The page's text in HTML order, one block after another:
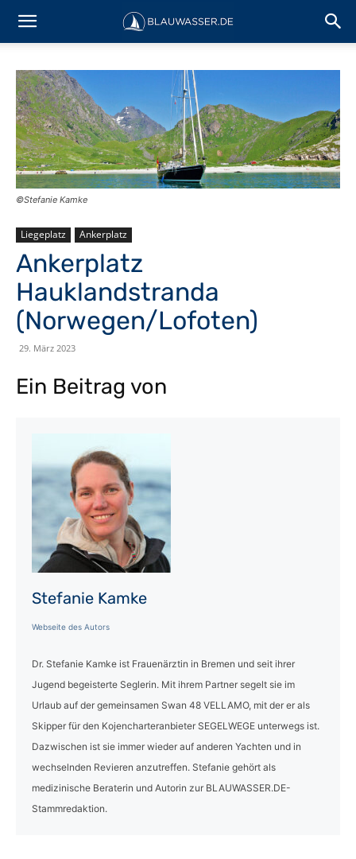
©Stefanie Kamke
Liegeplatz Ankerplatz
Ankerplatz
Hauklandstranda
(Norwegen/Lofoten)
29. März 2023
Ein Beitrag von
Stefanie Kamke
Webseite des Autors
Dr. Stefanie Kamke ist Frauenärztin in Bremen und seit ihrer
Jugend begeisterte Seglerin. Mit ihrem Partner segelt sie im
Urlaub auf der gemeinsamen Swan 48 VELLAMO, mit der er als
Skipper für den Kojencharteranbieter SEGELWEGE unterwegs ist.
Dazwischen ist sie immer wieder auf anderen Yachten und in
wechselnden Revieren anzutreffen. Stefanie gehört als
medizinische Beraterin und Autorin zur BLAUWASSER.DE-
Stammredaktion.